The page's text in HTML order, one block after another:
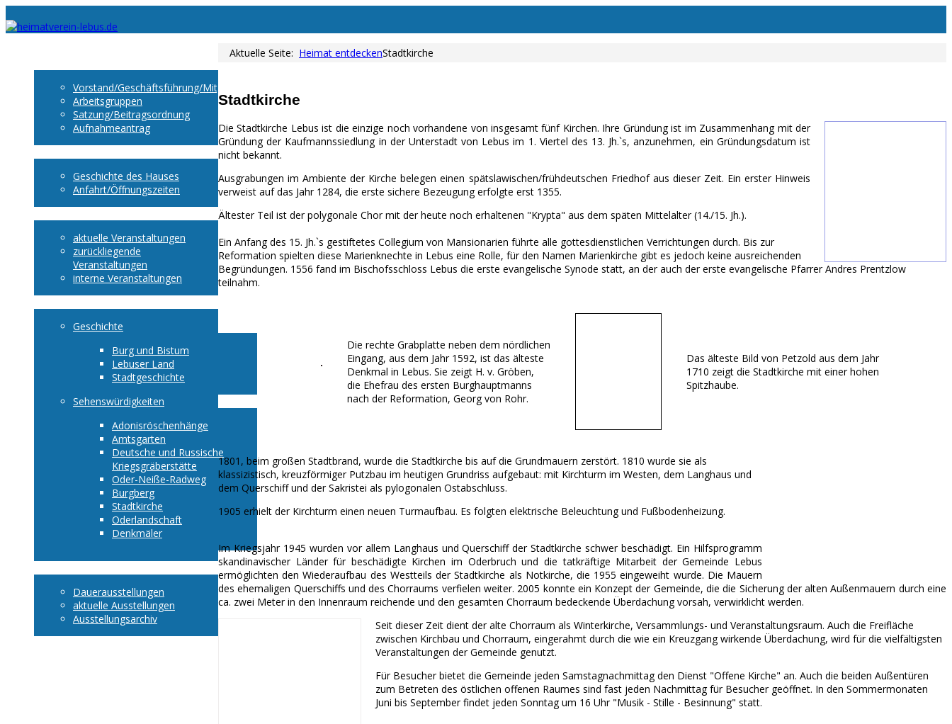
Vorstand/Geschäftsführung/Mitglieder
Arbeitsgruppen
Satzung/Beitragsordnung
Aufnahmeantrag
Geschichte des Hauses
Anfahrt/Öffnungszeiten
aktuelle Veranstaltungen
zurückliegende
Veranstaltungen
interne Veranstaltungen
Geschichte
Burg und Bistum
Lebuser Land
Stadtgeschichte
Sehenswürdigkeiten
Adonisröschenhänge
Amtsgarten
Deutsche und Russische
Kriegsgräberstätte
Oder-Neiße-Radweg
Burgberg
Stadtkirche
Oderlandschaft
Denkmäler
Dauerausstellungen
aktuelle Ausstellungen
Ausstellungsarchiv
Aktuelle Seite: Heimat entdeckenStadtkirche
Stadtkirche
Die Stadtkirche Lebus ist die einzige noch vorhandene von insgesamt fünf Kirchen. Ihre Gründung ist im Zusammenhang mit der
Gründung der Kaufmannssiedlung in der Unterstadt von Lebus im 1. Viertel des 13. Jh.`s, anzunehmen, ein Gründungsdatum ist
nicht bekannt.
Ausgrabungen im Ambiente der Kirche belegen einen spätslawischen/frühdeutschen Friedhof aus dieser Zeit. Ein erster Hinweis
verweist auf das Jahr 1284, die erste sichere Bezeugung erfolgte erst 1355.
Ältester Teil ist der polygonale Chor mit der heute noch erhaltenen "Krypta" aus dem späten Mittelalter (14./15. Jh.).
Ein Anfang des 15. Jh.`s gestiftetes Collegium von Mansionarien führte alle gottesdienstlichen Verrichtungen durch. Bis zur
Reformation spielten diese Marienknechte in Lebus eine Rolle, für den Namen Marienkirche gibt es jedoch keine ausreichenden
Begründungen. 1556 fand im Bischofsschloss Lebus die erste evangelische Synode statt, an der auch der erste evangelische Pfarrer Andres Prentzlow
teilnahm.
Die rechte Grabplatte neben dem nördlichen
Eingang, aus dem Jahr 1592, ist das älteste
Denkmal in Lebus. Sie zeigt H. v. Gröben,
die Ehefrau des ersten Burghauptmanns
nach der Reformation, Georg von Rohr.
Das älteste Bild von Petzold aus dem Jahr
1710 zeigt die Stadtkirche mit einer hohen
Spitzhaube.
1801, beim großen Stadtbrand, wurde die Stadtkirche bis auf die Grundmauern zerstört. 1810 wurde sie als
klassizistisch, kreuzförmiger Putzbau im heutigen Grundriss aufgebaut: mit Kirchturm im Westen, dem Langhaus und
dem Querschiff und der Sakristei als pylogonalen Ostabschluss.
1905 erhielt der Kirchturm einen neuen Turmaufbau. Es folgten elektrische Beleuchtung und Fußbodenheizung.
Im Kriegsjahr 1945 wurden vor allem Langhaus und Querschiff der Stadtkirche schwer beschädigt. Ein Hilfsprogramm
skandinavischer Länder für beschädigte Kirchen im Oderbruch und die tatkräftige Mitarbeit der Gemeinde Lebus
ermöglichten den Wiederaufbau des Westteils der Stadtkirche als Notkirche, die 1955 eingeweiht wurde. Die Mauern
des ehemaligen Querschiffs und des Chorraums verfielen weiter. 2005 konnte ein Konzept der Gemeinde, die die Sicherung der alten Außenmauern durch eine
ca. zwei Meter in den Innenraum reichende und den gesamten Chorraum bedeckende Überdachung vorsah, verwirklicht werden.
Seit dieser Zeit dient der alte Chorraum als Winterkirche, Versammlungs- und Veranstaltungsraum. Auch die Freifläche
zwischen Kirchbau und Chorraum, eingerahmt durch die wie ein Kreuzgang wirkende Überdachung, wird für die vielfältigsten
Veranstaltungen der Gemeinde genutzt.
Für Besucher bietet die Gemeinde jeden Samstagnachmittag den Dienst "Offene Kirche" an. Auch die beiden Außentüren
zum Betreten des östlichen offenen Raumes sind fast jeden Nachmittag für Besucher geöffnet. In den Sommermonaten
Juni bis September findet jeden Sonntag um 16 Uhr "Musik - Stille - Besinnung" statt.